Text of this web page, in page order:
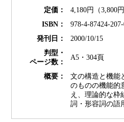
定価：
4,180円（3,800
ISBN：
978-4-87424-207-
発刊日：
2000/10/15
判型・
ページ数：
A5・304頁
概要：
文の構造と機能
のものの機能的
え、理論的な枠
詞・形容詞の語